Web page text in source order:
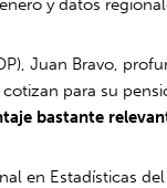
y datos
Juan Bravo,
para su
bastante
en Estadísticas